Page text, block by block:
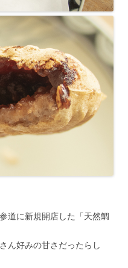
道に新規開店した「天然鯛
ん好みの甘さだったらし